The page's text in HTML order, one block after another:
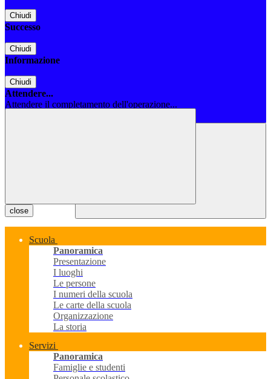
Chiudi
Successo
Chiudi
Informazione
Chiudi
Attendere...
Attendere il completamento dell'operazione...
close
Scuola
Panoramica
Presentazione
I luoghi
Le persone
I numeri della scuola
Le carte della scuola
Organizzazione
La storia
Servizi
Panoramica
Famiglie e studenti